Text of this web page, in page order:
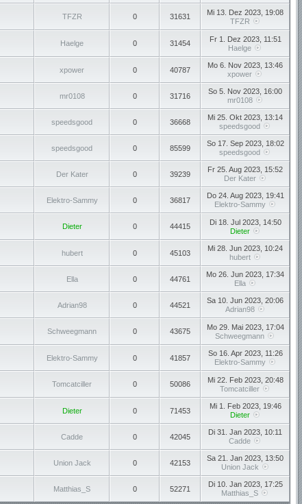
TFZR 0 31631
Mi 13. Dez 2023, 19:08
TFZR
Haelge 0 31454
Fr 1. Dez 2023, 11:51
Haelge
xpower 0 40787
Mo 6. Nov 2023, 13:46
xpower
mr0108 0 31716
So 5. Nov 2023, 16:00
mr0108
speedsgood 0 36668
Mi 25. Okt 2023, 13:14
speedsgood
speedsgood 0 85599
So 17. Sep 2023, 18:02
speedsgood
Der Kater 0 39239
Fr 25. Aug 2023, 15:52
Der Kater
Elektro-Sammy 0 36817
Do 24. Aug 2023, 19:41
Elektro-Sammy
Dieter 0 44415
Di 18. Jul 2023, 14:50
Dieter
hubert 0 45103
Mi 28. Jun 2023, 10:24
hubert
Ella 0 44761
Mo 26. Jun 2023, 17:34
Ella
Adrian98 0 44521
Sa 10. Jun 2023, 20:06
Adrian98
Schweegmann 0 43675
Mo 29. Mai 2023, 17:04
Schweegmann
Elektro-Sammy 0 41857
So 16. Apr 2023, 11:26
Elektro-Sammy
Tomcatciller 0 50086
Mi 22. Feb 2023, 20:48
Tomcatciller
Dieter 0 71453
Mi 1. Feb 2023, 19:46
Dieter
Cadde 0 42045
Di 31. Jan 2023, 10:11
Cadde
Union Jack 0 42153
Sa 21. Jan 2023, 13:50
Union Jack
Matthias_S 0 52271
Di 10. Jan 2023, 17:25
Matthias_S